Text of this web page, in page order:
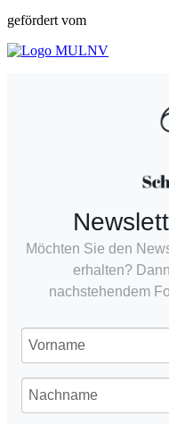
gefördert vom
Möchten Sie den
erhalten?
nachstehendem